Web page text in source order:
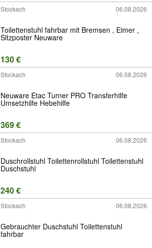
Stockach 06.08.2026
Toilettenstuhl fahrbar mit Bremsen , Eimer ,
Sitzposter Neuware
130 €
Stockach 06.08.2026
Neuware Etac Turner PRO Transferhilfe
Umsetzhilfe Hebehilfe
369 €
Stockach 06.08.2026
Duschrollstuhl Toilettenrollstuhl Toilettenstuhl
Duschstuhl
240 €
Stockach 06.08.2026
Gebrauchter Duschstuhl Toilettenstuhl
fahrbar